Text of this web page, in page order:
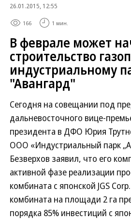
26.01.2015, 12:55
166 1 мин.
В феврале может
строительство
индустриальному
"Авангард"
Сегодня на совещании под
дальневосточного вице-
президента в ДФО Юрия
ООО «Индустриальный парк
Безверхов заявил, что его
активной фазе реализации
комбината с японской JGS
комбината на площади 2 га
порядка 85% инвестиций с